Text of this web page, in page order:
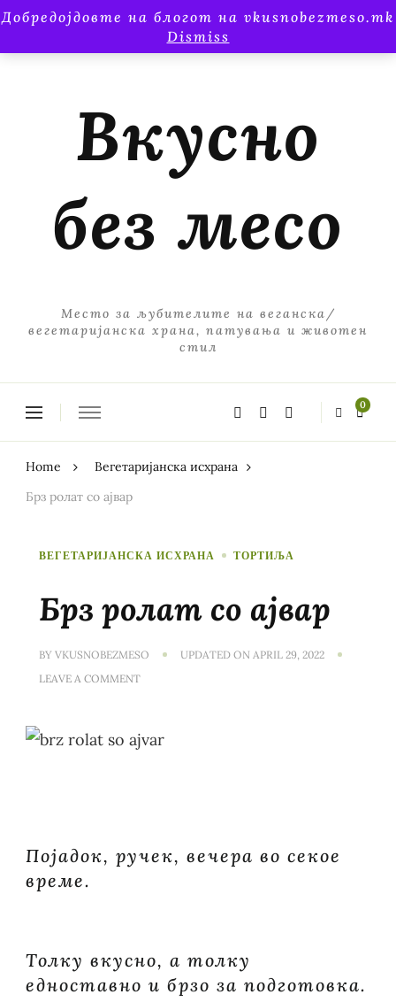
Добредојдовте на блогот на vkusnobezmeso.mk
Dismiss
Вкусно
без месо
Место за љубителите на веганска/
вегетаријанска храна, патувања и животен
стил
0
Home
Вегетаријанска исхрана
Брз ролат со ајвар
ВЕГЕТАРИЈАНСКА ИСХРАНА ТОРТИЉА
Брз ролат со ајвар
BY VKUSNOBEZMESO UPDATED ON APRIL 29, 2022
LEAVE A COMMENTON
АЈВАР
Појадок, ручек, вечера во секое
време.
Толку вкусно, а толку
едноставно и брзо за подготовка.